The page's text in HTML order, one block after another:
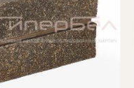
множества
заводов: доступ